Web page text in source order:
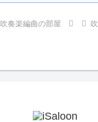
吹奏楽編曲の部屋